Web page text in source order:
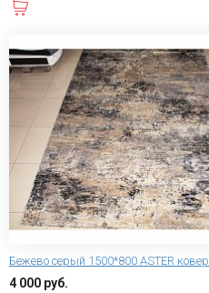
Бежево серый 1500*800 ASTER ковер
4 000 руб.